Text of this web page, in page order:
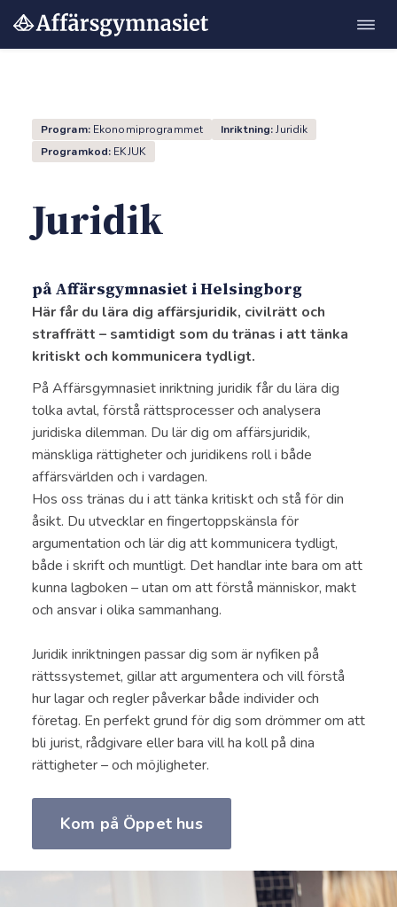
Hoppa
Program: Ekonomiprogrammet Inriktning:Juridik
Programkod: EKJUK
Juridik
på Affärsgymnasiet i Helsingborg
Här får du lära dig affärsjuridik, civilrätt och
straffrätt – samtidigt som du tränas i att tänka
kritiskt och kommunicera tydligt.
På Affärsgymnasiet inriktning juridik får du lära dig
tolka avtal, förstå rättsprocesser och analysera
juridiska dilemman. Du lär dig om affärsjuridik,
mänskliga rättigheter och juridikens roll i både
affärsvärlden och i vardagen.
Hos oss tränas du i att tänka kritiskt och stå för din
åsikt. Du utvecklar en fingertoppskänsla för
argumentation och lär dig att kommunicera tydligt,
både i skrift och muntligt. Det handlar inte bara om att
kunna lagboken – utan om att förstå människor, makt
och ansvar i olika sammanhang.
Juridik inriktningen passar dig som är nyfiken på
rättssystemet, gillar att argumentera och vill förstå
hur lagar och regler påverkar både individer och
företag. En perfekt grund för dig som drömmer om att
bli jurist, rådgivare eller bara vill ha koll på dina
rättigheter – och möjligheter.
Kom på Öppet hus